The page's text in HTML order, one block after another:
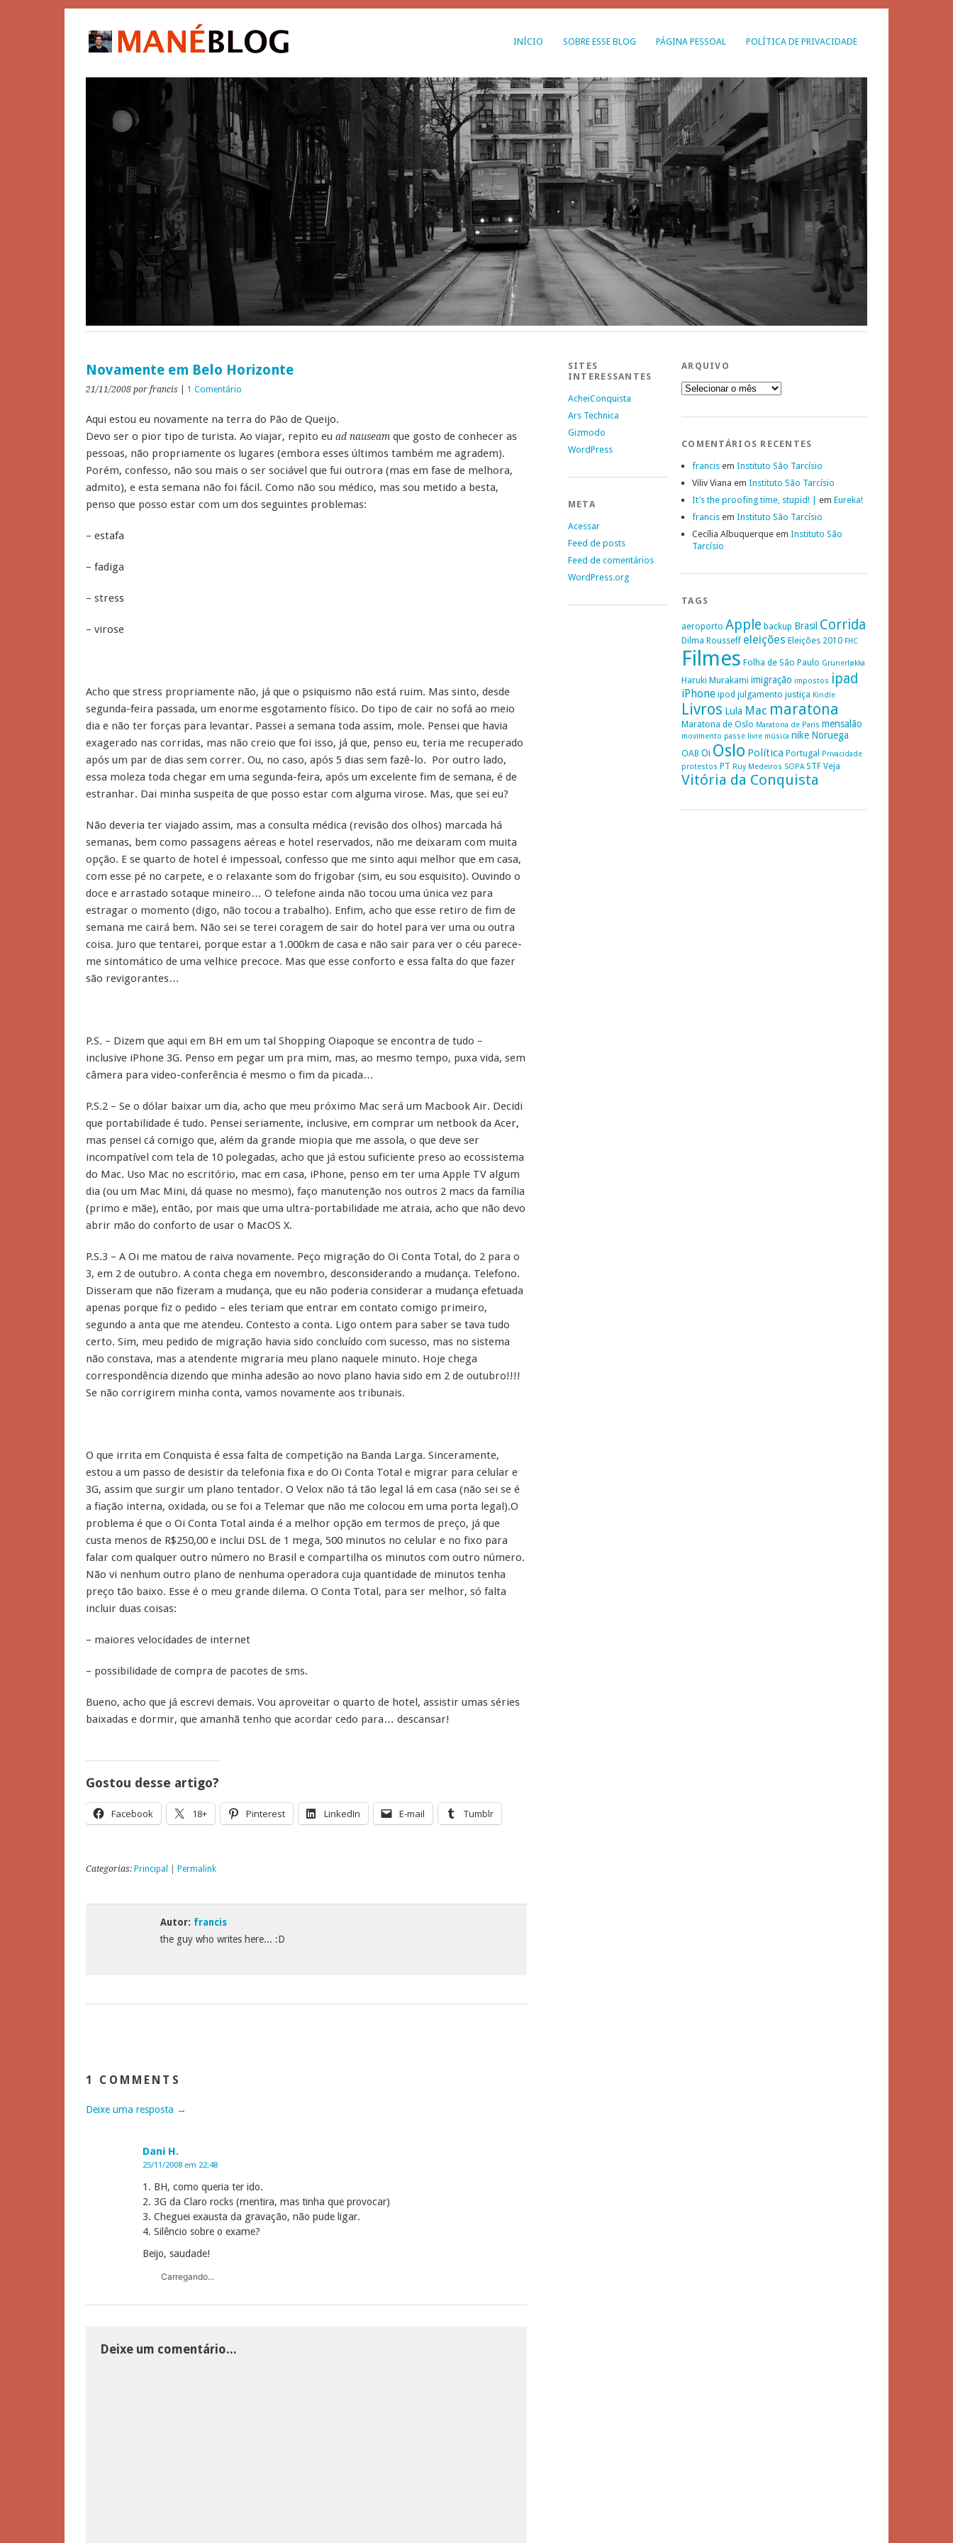
INÍCIO SOBRE ESSE BLOG PÁGINA PESSOAL POLÍTICA DE PRIVACIDADE
Novamente em Belo Horizonte
21/11/2008 por francis 1 Comentário
Aqui estou eu novamente na terra do Pão de Queijo.
Devo ser o pior tipo de turista. Ao viajar, repito eu ad nauseam que gosto de conhecer as
pessoas, não propriamente os lugares (embora esses últimos também me agradem).
Porém, confesso, não sou mais o ser sociável que fui outrora (mas em fase de melhora,
admito), e esta semana não foi fácil. Como não sou médico, mas sou metido a besta,
penso que posso estar com um dos seguintes problemas:
– estafa
– fadiga
– stress
– virose
Acho que stress propriamente não, já que o psiquismo não está ruim. Mas sinto, desde
segunda-feira passada, um enorme esgotamento físico. Do tipo de cair no sofá ao meio
dia e não ter forças para levantar. Passei a semana toda assim, mole. Pensei que havia
exagerado nas corridas, mas não creio que foi isso, já que, penso eu, teria me recuperado
após um par de dias sem correr. Ou, no caso, após 5 dias sem fazê-lo. Por outro lado,
essa moleza toda chegar em uma segunda-feira, após um excelente fim de semana, é de
estranhar. Dai minha suspeita de que posso estar com alguma virose. Mas, que sei eu?
Não deveria ter viajado assim, mas a consulta médica (revisão dos olhos) marcada há
semanas, bem como passagens aéreas e hotel reservados, não me deixaram com muita
opção. E se quarto de hotel é impessoal, confesso que me sinto aqui melhor que em casa,
com esse pé no carpete, e o relaxante som do frigobar (sim, eu sou esquisito). Ouvindo o
doce e arrastado sotaque mineiro… O telefone ainda não tocou uma única vez para
estragar o momento (digo, não tocou a trabalho). Enfim, acho que esse retiro de fim de
semana me cairá bem. Não sei se terei coragem de sair do hotel para ver uma ou outra
coisa. Juro que tentarei, porque estar a 1.000km de casa e não sair para ver o céu parece-
me sintomático de uma velhice precoce. Mas que esse conforto e essa falta do que fazer
são revigorantes…
P.S. – Dizem que aqui em BH em um tal Shopping Oiapoque se encontra de tudo –
inclusive iPhone 3G. Penso em pegar um pra mim, mas, ao mesmo tempo, puxa vida, sem
câmera para video-conferência é mesmo o fim da picada…
P.S.2 – Se o dólar baixar um dia, acho que meu próximo Mac será um Macbook Air. Decidi
que portabilidade é tudo. Pensei seriamente, inclusive, em comprar um netbook da Acer,
mas pensei cá comigo que, além da grande miopia que me assola, o que deve ser
incompatível com tela de 10 polegadas, acho que já estou suficiente preso ao ecossistema
do Mac. Uso Mac no escritório, mac em casa, iPhone, penso em ter uma Apple TV algum
dia (ou um Mac Mini, dá quase no mesmo), faço manutenção nos outros 2 macs da família
(primo e mãe), então, por mais que uma ultra-portabilidade me atraia, acho que não devo
abrir mão do conforto de usar o MacOS X.
P.S.3 – A Oi me matou de raiva novamente. Peço migração do Oi Conta Total, do 2 para o
3, em 2 de outubro. A conta chega em novembro, desconsiderando a mudança. Telefono.
Disseram que não fizeram a mudança, que eu não poderia considerar a mudança efetuada
apenas porque fiz o pedido – eles teriam que entrar em contato comigo primeiro,
segundo a anta que me atendeu. Contesto a conta. Ligo ontem para saber se tava tudo
certo. Sim, meu pedido de migração havia sido concluído com sucesso, mas no sistema
não constava, mas a atendente migraria meu plano naquele minuto. Hoje chega
correspondência dizendo que minha adesão ao novo plano havia sido em 2 de outubro!!!!
Se não corrigirem minha conta, vamos novamente aos tribunais.
O que irrita em Conquista é essa falta de competição na Banda Larga. Sinceramente,
estou a um passo de desistir da telefonia fixa e do Oi Conta Total e migrar para celular e
3G, assim que surgir um plano tentador. O Velox não tá tão legal lá em casa (não sei se é
a fiação interna, oxidada, ou se foi a Telemar que não me colocou em uma porta legal).O
problema é que o Oi Conta Total ainda é a melhor opção em termos de preço, já que
custa menos de R$250,00 e inclui DSL de 1 mega, 500 minutos no celular e no fixo para
falar com qualquer outro número no Brasil e compartilha os minutos com outro número.
Não vi nenhum outro plano de nenhuma operadora cuja quantidade de minutos tenha
preço tão baixo. Esse é o meu grande dilema. O Conta Total, para ser melhor, só falta
incluir duas coisas:
– maiores velocidades de internet
– possibilidade de compra de pacotes de sms.
Bueno, acho que já escrevi demais. Vou aproveitar o quarto de hotel, assistir umas séries
baixadas e dormir, que amanhã tenho que acordar cedo para… descansar!
Gostou desse artigo?
Facebook 18+ Pinterest LinkedIn E-mail Tumblr
Categorias: Principal Permalink
Autor: francis
the guy who writes here... :D
1 COMMENTS
Deixe uma resposta →
Dani H.
25/11/2008 em 22:48
1. BH, como queria ter ido.
2. 3G da Claro rocks (mentira, mas tinha que provocar)
3. Cheguei exausta da gravação, não pude ligar.
4. Silêncio sobre o exame?
Beijo, saudade!
Carregando...
Deixe um comentário...
SITES
INTERESSANTES
AcheiConquista
Ars Technica
Gizmodo
WordPress
META
Acessar
Feed de posts
Feed de comentários
WordPress.org
ARQUIVO
Arquivo
COMENTÁRIOS RECENTES
francis em Instituto São Tarcísio
Viliv Viana em Instituto São Tarcísio
It’s the proofing time, stupid! |
em Eureka!
francis em Instituto São Tarcísio
Cecília Albuquerque em Instituto São
Tarcísio
TAGS
aeroporto Apple backup Brasil Corrida
Dilma Rousseff eleições Eleições 2010 FHC
Filmes Folha de São Paulo Grünerløkka
Haruki Murakami imigração impostos ipad
iPhone ipod julgamento justiça Kindle
Livros Lula Mac maratona
Maratona de Oslo Maratona de Paris mensalão
movimento passe livre música nike Noruega
OAB Oi Oslo Política Portugal
Privacidade
protestos PT Ruy Medeiros SOPA STF Veja
Vitória da Conquista